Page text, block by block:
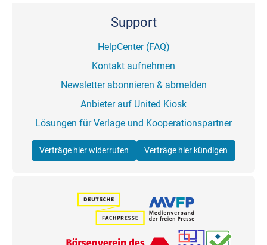
Support
HelpCenter (FAQ)
Kontakt aufnehmen
Newsletter abonnieren & abmelden
Anbieter auf United Kiosk
Lösungen für Verlage und Kooperationspartner
Verträge hier widerrufen Verträge hier kündigen